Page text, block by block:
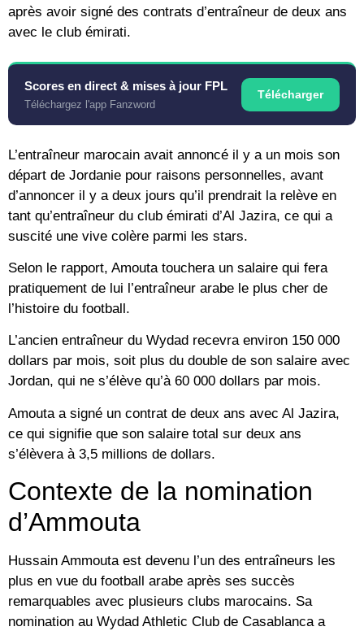
après avoir signé des contrats d’entraîneur de deux ans
avec le club émirati.
Scores en direct & mises à jour FPL
Téléchargez l'app Fanzword
Télécharger
L’entraîneur marocain avait annoncé il y a un mois son
départ de Jordanie pour raisons personnelles, avant
d’annoncer il y a deux jours qu’il prendrait la relève en
tant qu’entraîneur du club émirati d’Al Jazira, ce qui a
suscité une vive colère parmi les stars.
Selon le rapport, Amouta touchera un salaire qui fera
pratiquement de lui l’entraîneur arabe le plus cher de
l’histoire du football.
L’ancien entraîneur du Wydad recevra environ 150 000
dollars par mois, soit plus du double de son salaire avec
Jordan, qui ne s’élève qu’à 60 000 dollars par mois.
Amouta a signé un contrat de deux ans avec Al Jazira,
ce qui signifie que son salaire total sur deux ans
s’élèvera à 3,5 millions de dollars.
Contexte de la nomination
d’Ammouta
Hussain Ammouta est devenu l’un des entraîneurs les
plus en vue du football arabe après ses succès
remarquables avec plusieurs clubs marocains. Sa
nomination au Wydad Athletic Club de Casablanca a